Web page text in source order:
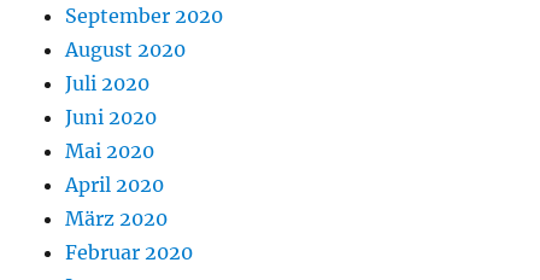
September 2020
August 2020
Juli 2020
Juni 2020
Mai 2020
April 2020
März 2020
Februar 2020